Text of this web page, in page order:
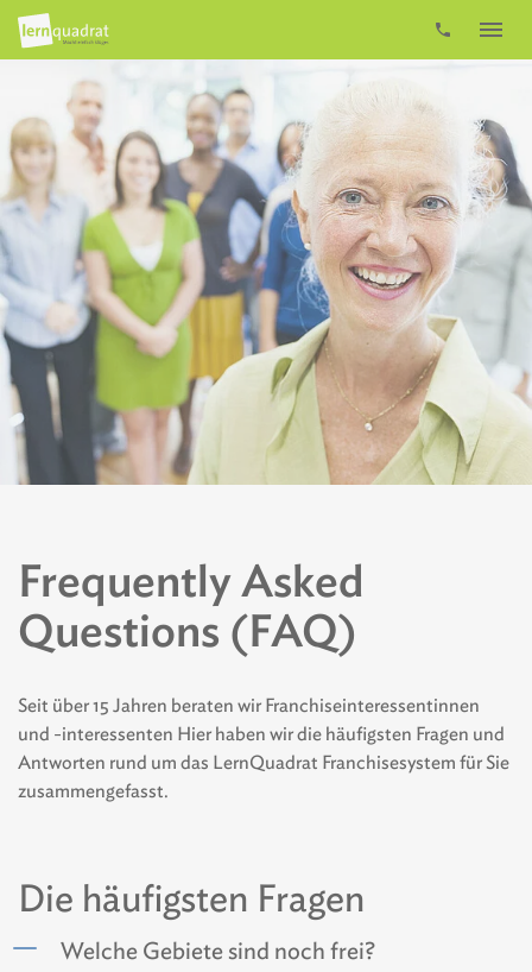
Partner werden
Markt
Vorteile
FAQ
Über Uns
Frequently Asked
Questions (FAQ)
Seit über 15 Jahren beraten wir Franchiseinteressentinnen
und -interessenten Hier haben wir die häufigsten Fragen und
Antworten rund um das LernQuadrat Franchisesystem für Sie
zusammengefasst.
Die häufigsten Fragen
Welche Gebiete sind noch frei?